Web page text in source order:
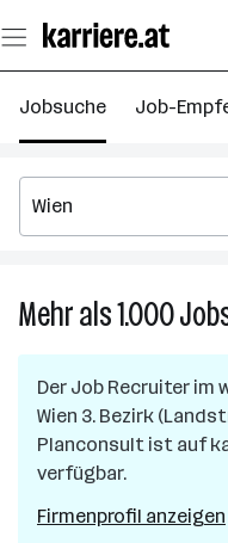
Seiteninhalt
springen
Jobsuche Job-
Mehr als 1.000
Der Job Recruiter im
Wien 3. Bezirk
Planconsult ist auf
verfügbar.
Firmenprofil anzeigen